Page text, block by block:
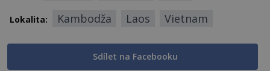
Lokalita: Kambodža Laos Vietnam
Sdílet na Facebooku